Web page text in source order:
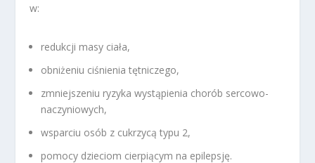
w:
redukcji masy ciała,
obniżeniu ciśnienia tętniczego,
zmniejszeniu ryzyka wystąpienia chorób sercowo-
naczyniowych,
wsparciu osób z cukrzycą typu 2,
pomocy dzieciom cierpiącym na epilepsję.